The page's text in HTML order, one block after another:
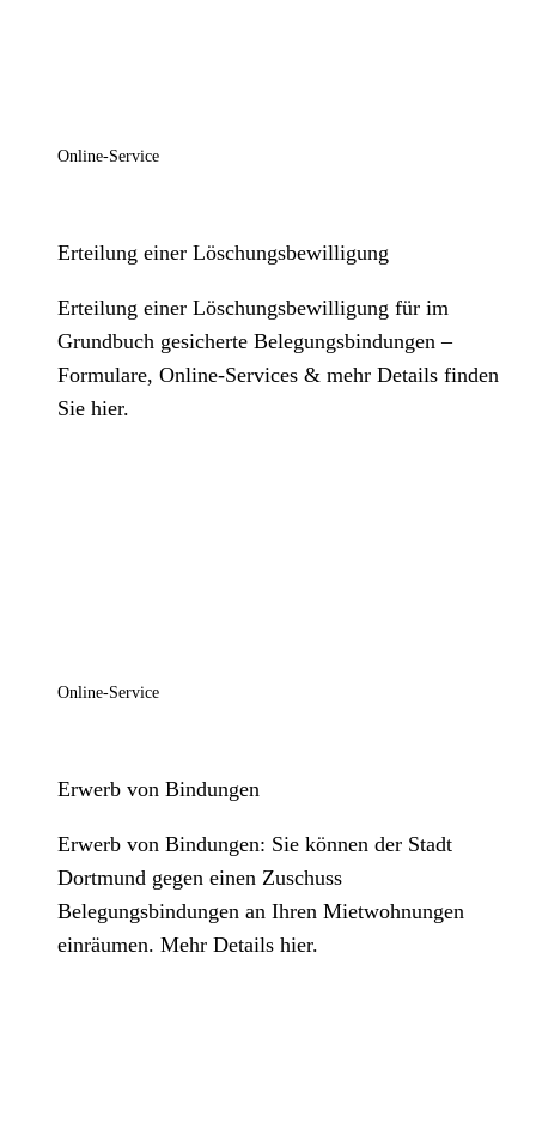
Online-Service
Erteilung einer Löschungsbewilligung
Erteilung einer Löschungsbewilligung für im
Grundbuch gesicherte Belegungsbindungen –
Formulare, Online-Services & mehr Details finden
Sie hier.
Online-Service
Erwerb von Bindungen
Erwerb von Bindungen: Sie können der Stadt
Dortmund gegen einen Zuschuss
Belegungsbindungen an Ihren Mietwohnungen
einräumen. Mehr Details hier.